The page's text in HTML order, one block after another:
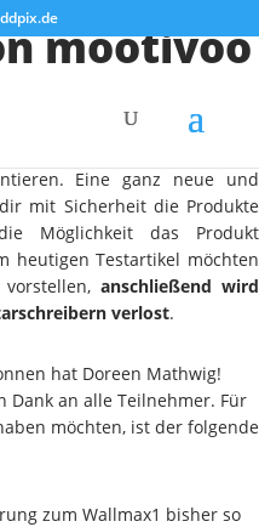
mootivoo
Eine ganz neue und
mit Sicherheit die Produkte
Möglichkeit das Produkt
heutigen Testartikel möchten
vorstellen,anschließend wird
verlost.
hat Doreen Mathwig!
Dank an alle Teilnehmer. Für
möchten, ist der folgende
zum Wallmax1 bisher so